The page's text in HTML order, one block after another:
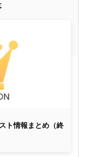
ト情報まとめ（終